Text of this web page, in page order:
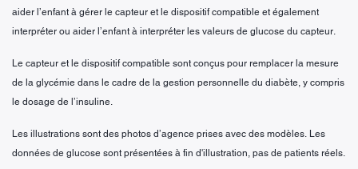
aider l’enfant à gérer le capteur et le dispositif compatible et également
interpréter ou aider l’enfant à interpréter les valeurs de glucose du capteur.
Le capteur et le dispositif compatible sont conçus pour remplacer la mesure
de la glycémie dans le cadre de la gestion personnelle du diabète, y compris
le dosage de l’insuline.
Les illustrations sont des photos d’agence prises avec des modèles. Les
données de glucose sont présentées à fin d'illustration, pas de patients réels.